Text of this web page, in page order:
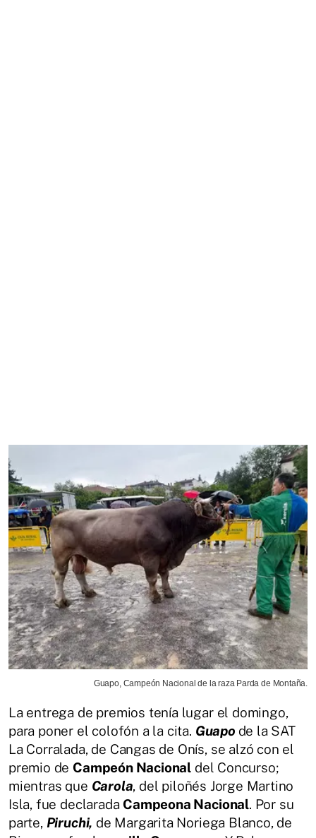
Guapo, Campeón Nacional de la raza Parda de Montaña.
La entrega de premios tenía lugar el domingo,
para poner el colofón a la cita. Guapo de la SAT
La Corralada, de Cangas de Onís, se alzó con el
premio de Campeón Nacional del Concurso;
mientras que Carola, del piloñés Jorge Martino
Isla, fue declarada Campeona Nacional. Por su
parte, Piruchi, de Margarita Noriega Blanco, de